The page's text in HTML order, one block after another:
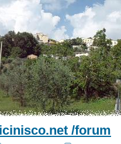
/forum